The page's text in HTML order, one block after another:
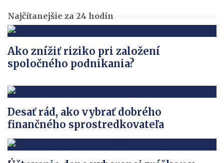
Najčítanejšie za 24 hodín
Ako znížiť riziko pri založení
spoločného podnikania?
Desať rád, ako vybrať dobrého
finančného sprostredkovateľa